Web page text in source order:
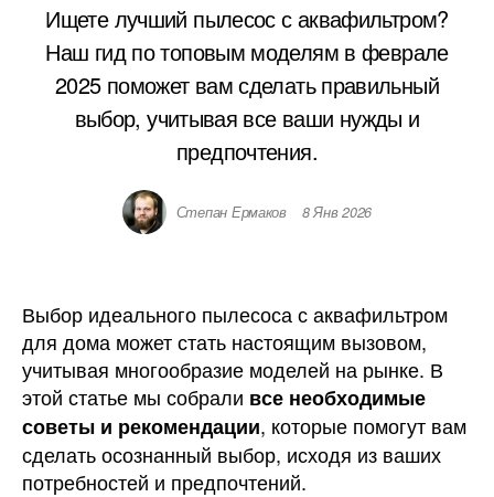
Ищете лучший пылесос с аквафильтром?
Наш гид по топовым моделям в феврале
2025 поможет вам сделать правильный
выбор, учитывая все ваши нужды и
предпочтения.
Степан Ермаков 8 Янв 2026
Выбор идеального пылесоса с аквафильтром
для дома может стать настоящим вызовом,
учитывая многообразие моделей на рынке. В
этой статье мы собрали все необходимые
советы и рекомендации, которые помогут вам
сделать осознанный выбор, исходя из ваших
потребностей и предпочтений.